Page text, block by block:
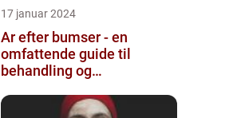
17 januar 2024
Ar efter bumser - en
omfattende guide til
behandling og